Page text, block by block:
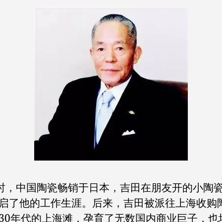
中国陶瓷畅销于日本，吉田在朋友开的小陶
了他的工作生涯。后来，吉田被派往上海收购
年代的上海滩，孕育了无数国内商业巨子，也